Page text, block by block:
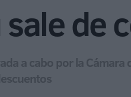
de
a cabo por la